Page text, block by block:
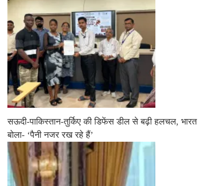
सऊदी-पाकिस्तान-तुर्किए की डिफेंस डील से बढ़ी हलचल, भारत
बोला- ‘पैनी नजर रख रहे हैं’